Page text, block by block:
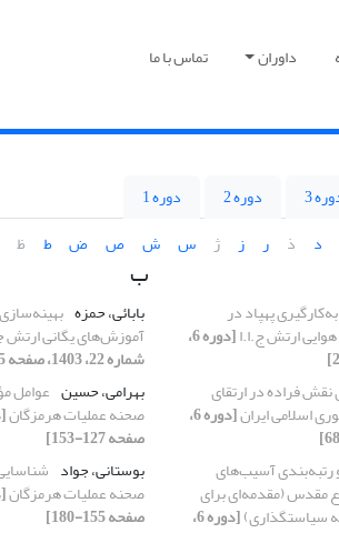
داوران تماس با ما
3 دوره 2
دوره 1
د ذ ر ز ژ س ش ص ض ط ظ
به‌کارگیری پهپاد در
ارتش ج.ا.ا [دوره 6،
فراده در ارتقای
اسلامی ایران [دوره 6،
رتبه‌بندی آسیب‌های
مقدس (مقدمه‌ای برای
سیاستگذاری) [دوره 6،
ب
بابائی، حمزه
آموزش‌های یگانی ارتش
شماره 22، 1403، صفحه 45-68]
بهرامی، حسین عوامل
صحنه عملیات هرمزگان
صفحه 127-153]
بوستانی، جواد
صحنه عملیات هرمزگان
صفحه 155-180]